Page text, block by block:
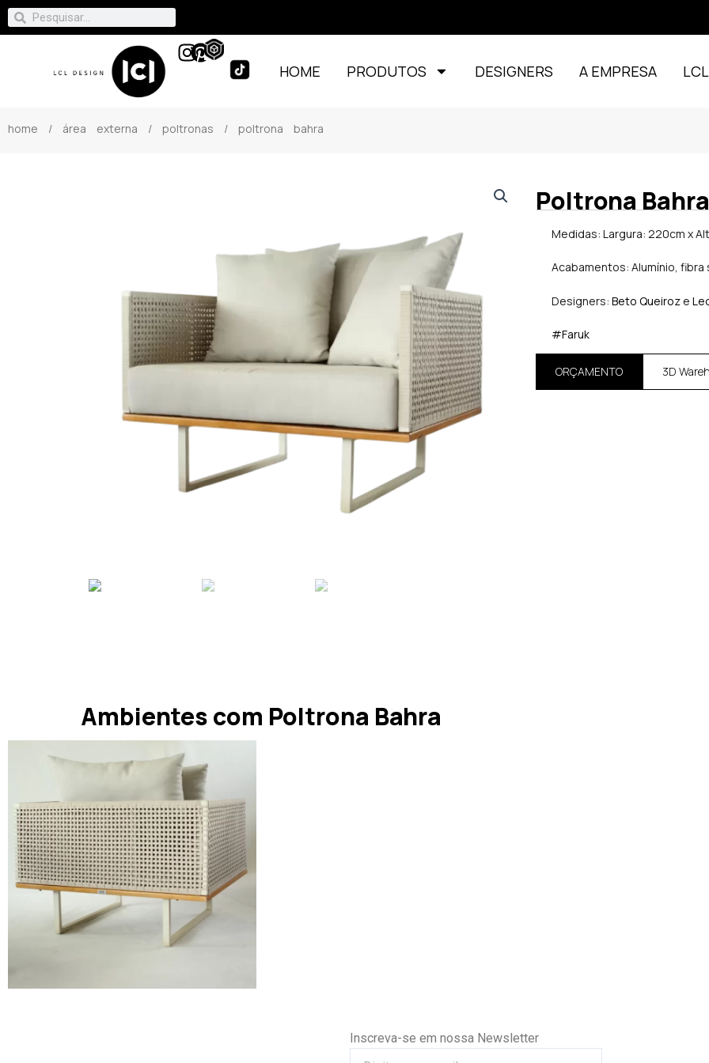
HOME PRODUTOS DESIGNERS A EMPRESA
home / área externa / poltronas / poltrona bahra
Poltrona Bahra
Medidas: Largura: 220cm x
Acabamentos: Alumínio,
Designers:Beto Queiroz e
#Faruk
ORÇAMENTO 3D
Ambientes com Poltrona Bahra
Inscreva-se em nossa Newsletter